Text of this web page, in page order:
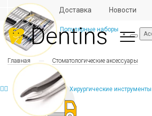
Отзывы Доставка Новости
Популярные наборы
Хирургические инструменты
Главная Стоматологические аксессуары